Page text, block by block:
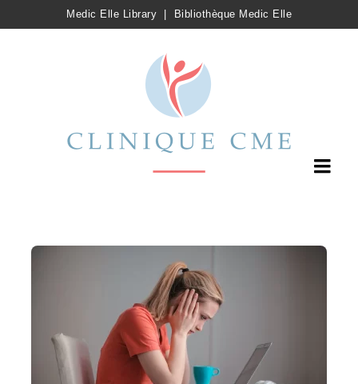
Medic Elle Library Bibliothèque Medic Elle